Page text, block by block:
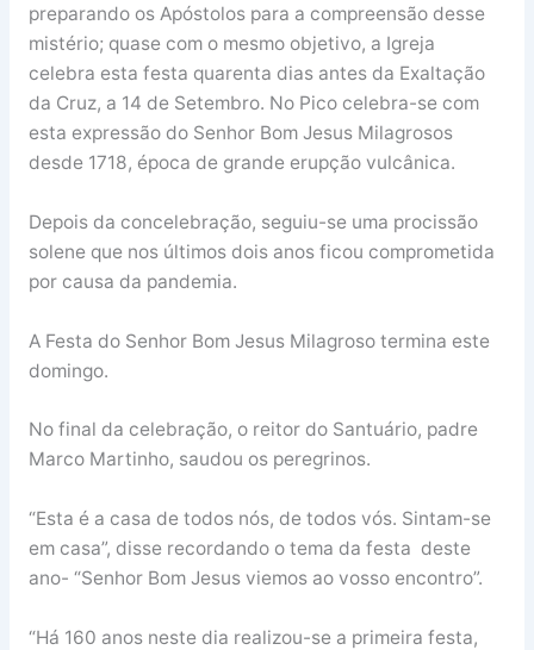
preparando os Apóstolos para a compreensão desse
mistério; quase com o mesmo objetivo, a Igreja
celebra esta festa quarenta dias antes da Exaltação
da Cruz, a 14 de Setembro. No Pico celebra-se com
esta expressão do Senhor Bom Jesus Milagrosos
desde 1718, época de grande erupção vulcânica.
Depois da concelebração, seguiu-se uma procissão
solene que nos últimos dois anos ficou comprometida
por causa da pandemia.
A Festa do Senhor Bom Jesus Milagroso termina este
domingo.
No final da celebração, o reitor do Santuário, padre
Marco Martinho, saudou os peregrinos.
“Esta é a casa de todos nós, de todos vós. Sintam-se
em casa”, disse recordando o tema da festa deste
ano- “Senhor Bom Jesus viemos ao vosso encontro”.
“Há 160 anos neste dia realizou-se a primeira festa,